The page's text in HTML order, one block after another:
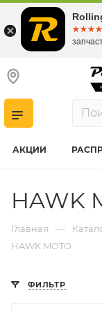
АКЦИИ
HAWK
Главная —
HAWK MOTO
ФИЛЬТР